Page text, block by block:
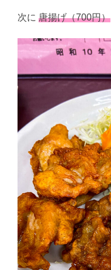
次に 唐揚げ（700円）